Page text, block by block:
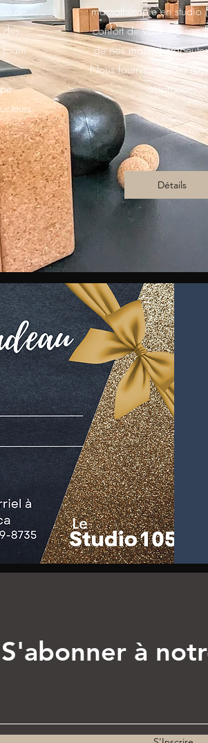
de
massothérapie en studio
confort de votre maison
de nos
Nous fournissons des
assurances.
Détails
S'abonner à